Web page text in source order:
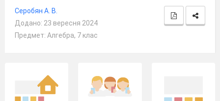
Серобян А. В.
Додано: 23 вересня 2024
Предмет: Алгебра, 7 клас